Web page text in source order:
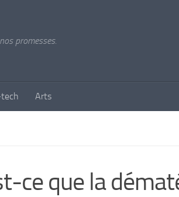
promesses.
Arts
ce que la